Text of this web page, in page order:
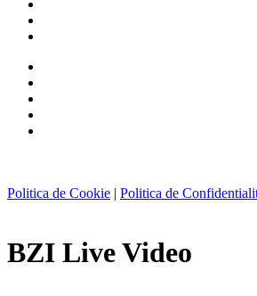
Politica de Cookie | Politica de
BZI Live Video